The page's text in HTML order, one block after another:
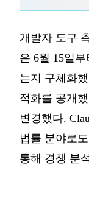
개발자 도구
은 6월 15일
는지 구체화
적화를 공개
변경했다.
법률 분야로
통해 경쟁 분